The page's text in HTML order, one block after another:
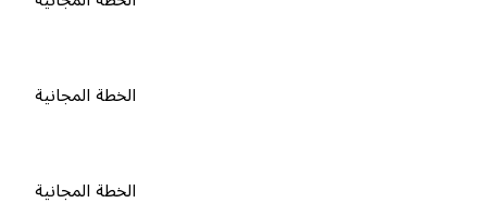
الخطة المجانية
الخطة المجانية